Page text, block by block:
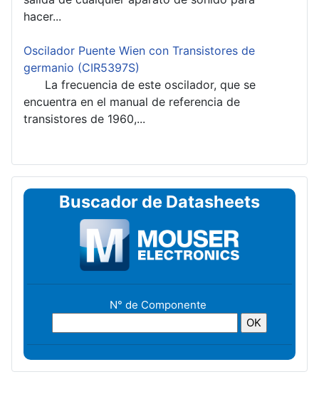
hacer...
Oscilador Puente Wien con Transistores de
germanio (CIR5397S)
La frecuencia de este oscilador, que se
encuentra en el manual de referencia de
transistores de 1960,...
Buscador de Datasheets
N° de Componente